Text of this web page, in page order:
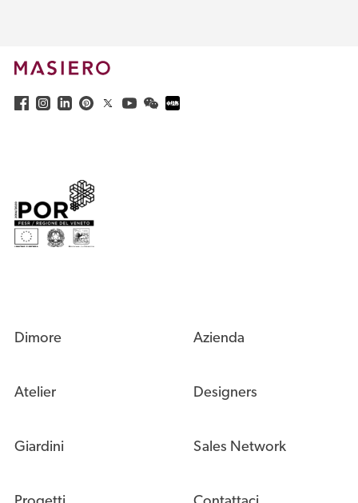
Dimore
Atelier
Giardini
Azienda
Designers
Sales Network